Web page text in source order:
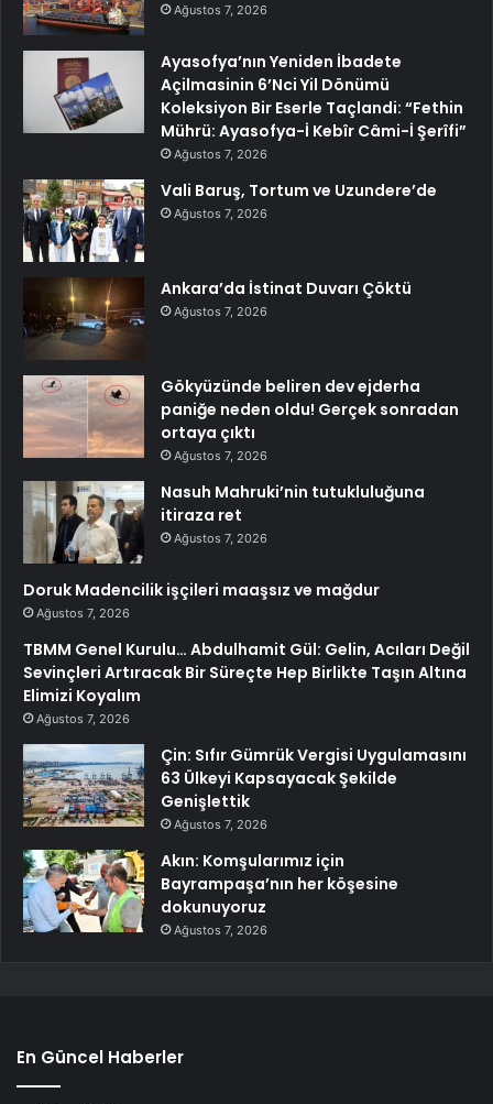
Ağustos 7, 2026
Ayasofya’nın Yeniden İbadete
Açilmasinin 6’Nci Yil Dönümü
Koleksiyon Bir Eserle Taçlandi: “Fethin
Mührü: Ayasofya-İ Kebîr Câmi-İ Şerîfi”
Ağustos 7, 2026
Vali Baruş, Tortum ve Uzundere’de
Ağustos 7, 2026
Ankara’da İstinat Duvarı Çöktü
Ağustos 7, 2026
Gökyüzünde beliren dev ejderha
paniğe neden oldu! Gerçek sonradan
ortaya çıktı
Ağustos 7, 2026
Nasuh Mahruki’nin tutukluluğuna
itiraza ret
Ağustos 7, 2026
Doruk Madencilik işçileri maaşsız ve mağdur
Ağustos 7, 2026
TBMM Genel Kurulu… Abdulhamit Gül: Gelin, Acıları Değil
Sevinçleri Artıracak Bir Süreçte Hep Birlikte Taşın Altına
Elimizi Koyalım
Ağustos 7, 2026
Çin: Sıfır Gümrük Vergisi Uygulamasını
63 Ülkeyi Kapsayacak Şekilde
Genişlettik
Ağustos 7, 2026
Akın: Komşularımız için
Bayrampaşa’nın her köşesine
dokunuyoruz
Ağustos 7, 2026
En Güncel Haberler